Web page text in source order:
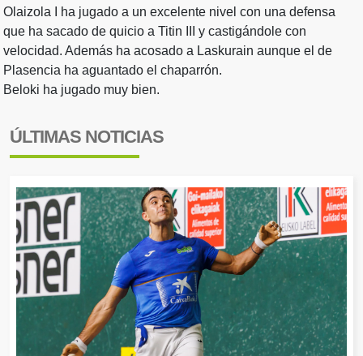
Olaizola I ha jugado a un excelente nivel con una defensa
que ha sacado de quicio a Titin III y castigándole con
velocidad. Además ha acosado a Laskurain aunque el de
Plasencia ha aguantado el chaparrón.
Beloki ha jugado muy bien.
ÚLTIMAS NOTICIAS